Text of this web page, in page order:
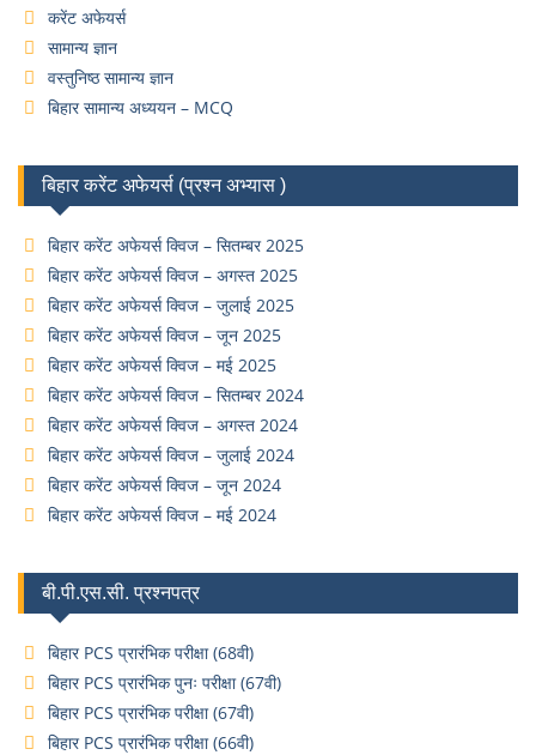
करेंट अफेयर्स
सामान्य ज्ञान
वस्तुनिष्ठ सामान्य ज्ञान
बिहार सामान्य अध्ययन – MCQ
बिहार करेंट अफेयर्स (प्रश्न अभ्यास )
बिहार करेंट अफेयर्स क्विज – सितम्बर 2025
बिहार करेंट अफेयर्स क्विज – अगस्त 2025
बिहार करेंट अफेयर्स क्विज – जुलाई 2025
बिहार करेंट अफेयर्स क्विज – जून 2025
बिहार करेंट अफेयर्स क्विज – मई 2025
बिहार करेंट अफेयर्स क्विज – सितम्बर 2024
बिहार करेंट अफेयर्स क्विज – अगस्त 2024
बिहार करेंट अफेयर्स क्विज – जुलाई 2024
बिहार करेंट अफेयर्स क्विज – जून 2024
बिहार करेंट अफेयर्स क्विज – मई 2024
बी.पी.एस.सी. प्रश्नपत्र
बिहार PCS प्रारंभिक परीक्षा (68वी)
बिहार PCS प्रारंभिक पुनः परीक्षा (67वी)
बिहार PCS प्रारंभिक परीक्षा (67वी)
बिहार PCS प्रारंभिक परीक्षा (66वी)